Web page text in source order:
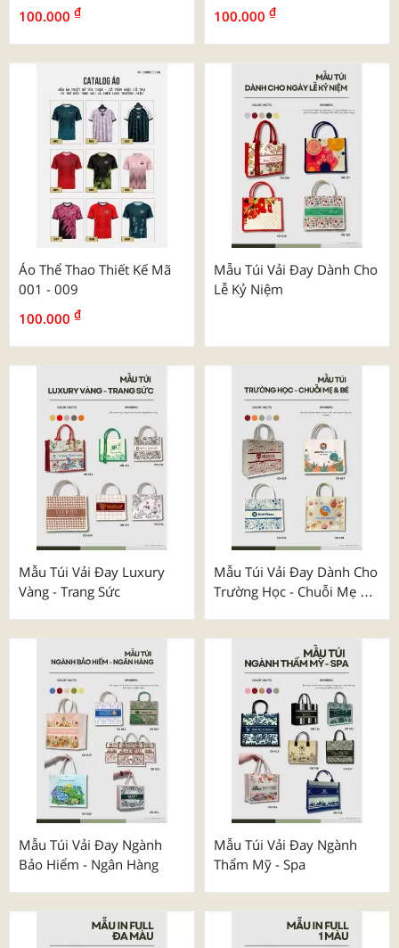
100.000 ₫
100.000 ₫
Áo Thể Thao Thiết Kế Mã
001 - 009
100.000 ₫
Mẫu Túi Vải Đay Dành Cho
Lễ Kỷ Niệm
Mẫu Túi Vải Đay Luxury
Vàng - Trang Sức
Mẫu Túi Vải Đay Dành Cho
Trường Học - Chuỗi Mẹ &
Mẫu Túi Vải Đay Ngành
Bảo Hiểm - Ngân Hàng
Mẫu Túi Vải Đay Ngành
Thẩm Mỹ - Spa